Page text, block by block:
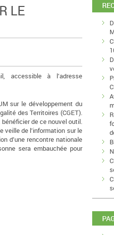
LE
accessible à l’adresse
sur le développement du
des Territoires (CGET).
de ce nouvel outil.
veille de l’information sur le
d’une rencontre nationale
sera embauchée pour